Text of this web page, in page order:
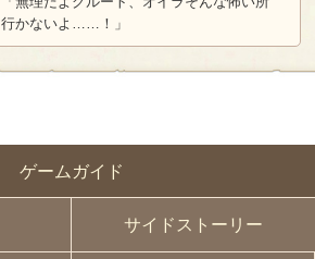
ゲームガイド
サイドストーリー
行かないよ……！」